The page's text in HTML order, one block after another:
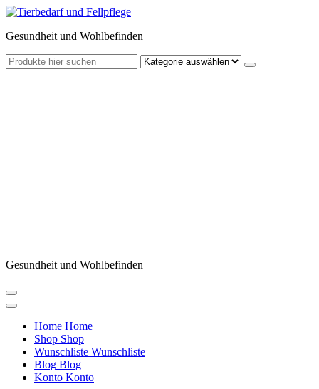
Zum
springen
Gesundheit und Wohlbefinden
Gesundheit und Wohlbefinden
Home Home
Shop Shop
Wunschliste Wunschliste
Blog Blog
Konto Konto